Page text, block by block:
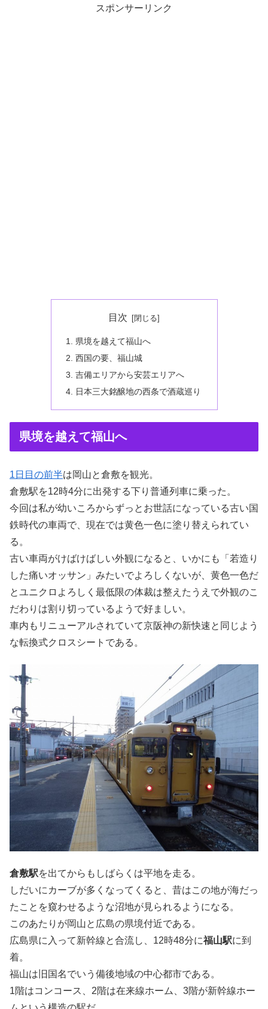
スポンサーリンク
目次
県境を越えて福山へ
西国の要、福山城
吉備エリアから安芸エリアへ
日本三大銘醸地の西条で酒蔵巡り
県境を越えて福山へ
1日目の前半は岡山と倉敷を観光。
倉敷駅を12時4分に出発する下り普通列車に乗った。
今回は私が幼いころからずっとお世話になっている古い国
鉄時代の車両で、現在では黄色一色に塗り替えられてい
る。
古い車両がけばけばしい外観になると、いかにも「若造り
した痛いオッサン」みたいでよろしくないが、黄色一色だ
とユニクロよろしく最低限の体裁は整えたうえで外観のこ
だわりは割り切っているようで好ましい。
車内もリニューアルされていて京阪神の新快速と同じよう
な転換式クロスシートである。
倉敷駅を出てからもしばらくは平地を走る。
しだいにカーブが多くなってくると、昔はこの地が海だっ
たことを窺わせるような沼地が見られるようになる。
このあたりが岡山と広島の県境付近である。
広島県に入って新幹線と合流し、12時48分に福山駅に到
着。
福山は旧国名でいう備後地域の中心都市である。
1階はコンコース、2階は在来線ホーム、3階が新幹線ホー